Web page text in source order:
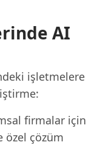
AI
işletmelere
firmalar için
özel çözüm